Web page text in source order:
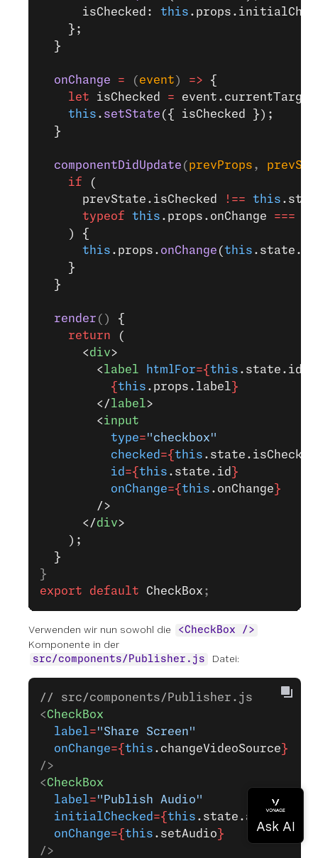
      isChecked:
this
    };
  }
  onChange
= ( event ) => {
    let
isChecked =
    this
. setState ({ isChecked });
  }
  componentDidUpdate
( prevProps ,
    if
(
      prevState.isChecked
!== this
      typeof
this .props.onChange ===
    ) {
      this
.props. onChange (this
    }
  }
  render
() {
    return
(
      <
div>
        <
label htmlFor={ this .state.id
          {
this .props.label }
        </
label>
        <
input
          type
="checkbox"
          checked
={ this .state.isChecked
          id
={ this .state.id }
          onChange
={ this .onChange }
        />
      </
div>
    );
  }
}
export default CheckBox ;
Verwenden wir nun sowohl die <CheckBox />
Komponente in der
src/components/Publisher.js Datei:
// src/components/Publisher.js
<CheckBox
  label
="Share Screen"
  onChange
={ this .changeVideoSource }
/>
<CheckBox
  label
="Publish Audio"
  initialChecked
={ this .state.audio
  onChange
={ this .setAudio }
/>